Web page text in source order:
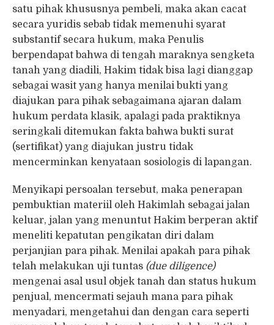
satu pihak khususnya pembeli, maka akan cacat
secara yuridis sebab tidak memenuhi syarat
substantif secara hukum, maka Penulis
berpendapat bahwa di tengah maraknya sengketa
tanah yang diadili, Hakim tidak bisa lagi dianggap
sebagai wasit yang hanya menilai bukti yang
diajukan para pihak sebagaimana ajaran dalam
hukum perdata klasik, apalagi pada praktiknya
seringkali ditemukan fakta bahwa bukti surat
(sertifikat) yang diajukan justru tidak
mencerminkan kenyataan sosiologis di lapangan.
Menyikapi persoalan tersebut, maka penerapan
pembuktian materiil oleh Hakimlah sebagai jalan
keluar, jalan yang menuntut Hakim berperan aktif
meneliti kepatutan pengikatan diri dalam
perjanjian para pihak. Menilai apakah para pihak
telah melakukan uji tuntas (due diligence)
mengenai asal usul objek tanah dan status hukum
penjual, mencermati sejauh mana para pihak
menyadari, mengetahui dan dengan cara seperti